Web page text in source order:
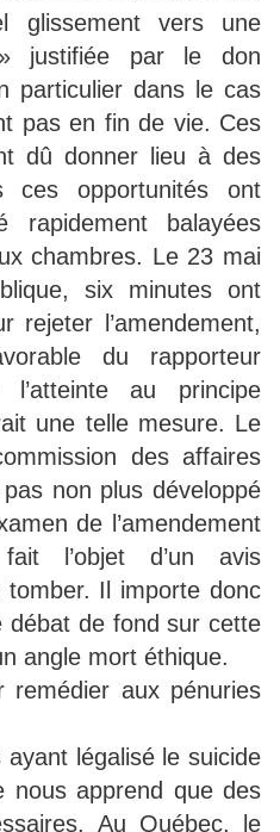
glissement vers une
justifiée par le don
particulier dans le cas
pas en fin de vie. Ces
dû donner lieu à des
ces opportunités ont
rapidement balayées
chambres. Le 23 mai
six minutes ont
rejeter l’amendement,
du rapporteur
au principe
une telle mesure. Le
des affaires
non plus développé
de l’amendement
l’objet d’un avis
Il importe donc
débat de fond sur cette
angle mort éthique.
remédier aux pénuries
ayant légalisé le suicide
nous apprend que des
Au Québec, le